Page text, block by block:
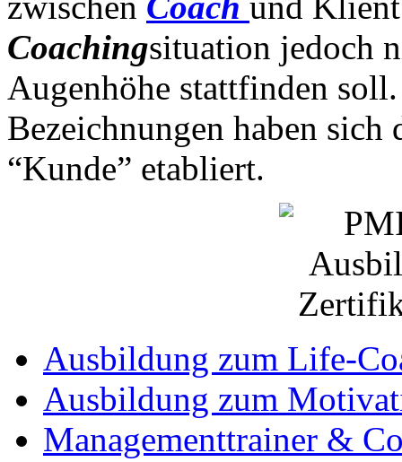
Coachingsituation jedoch
Augenhöhe stattfinden
Bezeichnungen haben
“Kunde” etabliert.
Ausbildung zum Life-
Ausbildung zum
Managementtrainer &